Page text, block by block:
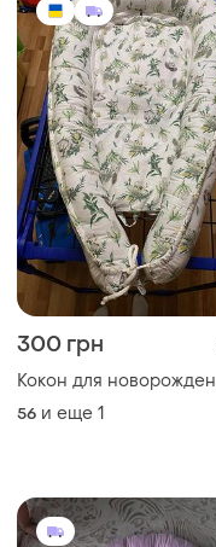
300 грн
Кокон для
56 и еще 1